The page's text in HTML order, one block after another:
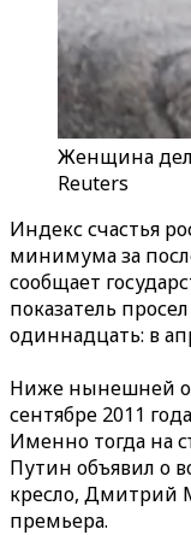
Женщина
Reuters
Индекс счастья
минимума за
сообщает
показатель
одиннадцать: в
Ниже нынешней
сентябре 2011
Именно тогда на
Путин объявил о
кресло, Дмитрий
премьера.